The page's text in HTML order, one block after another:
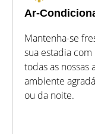
Ar-
Mantenha-se
sua estadia
todas as nossas
ambiente
ou da noite.